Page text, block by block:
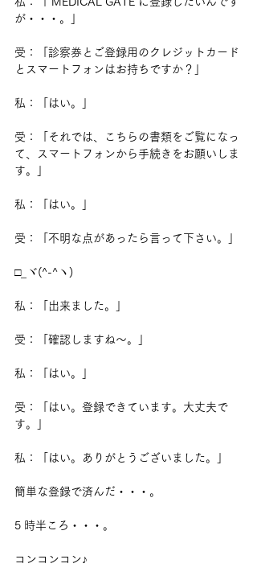
が・・・。」
受：「診察券とご登録用のクレジットカード
とスマートフォンはお持ちですか？」
私：「はい。」
受：「それでは、こちらの書類をご覧になっ
て、スマートフォンから手続きをお願いしま
す。」
私：「はい。」
受：「不明な点があったら言って下さい。」
□_ヾ(^-^ヽ)
私：「出来ました。」
受：「確認しますね～。」
私：「はい。」
受：「はい。登録できています。大丈夫で
す。」
私：「はい。ありがとうございました。」
簡単な登録で済んだ・・・。
5 時半ころ・・・。
コンコンコン♪